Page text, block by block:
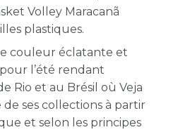
Volley Maracan
plastiques.
couleur éclatante et
l’été rendant
Rio et au Brésil où Veja
ses collections à partir
et selon les principes